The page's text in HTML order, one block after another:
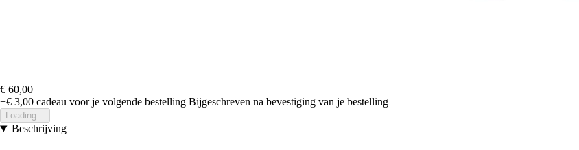
€ 60,00
+€ 3,00 cadeau voor je volgende bestelling Bijgeschreven na bevestiging van je bestelling
Loading...
Beschrijving